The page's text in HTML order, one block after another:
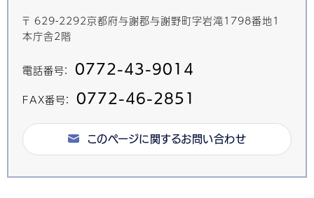
〒 629-2292京都府与謝郡与謝野町字岩滝1798番地1
本庁舎2階
電話番号： 0772-43-9014
FAX番号： 0772-46-2851
このページに関するお問い合わせ